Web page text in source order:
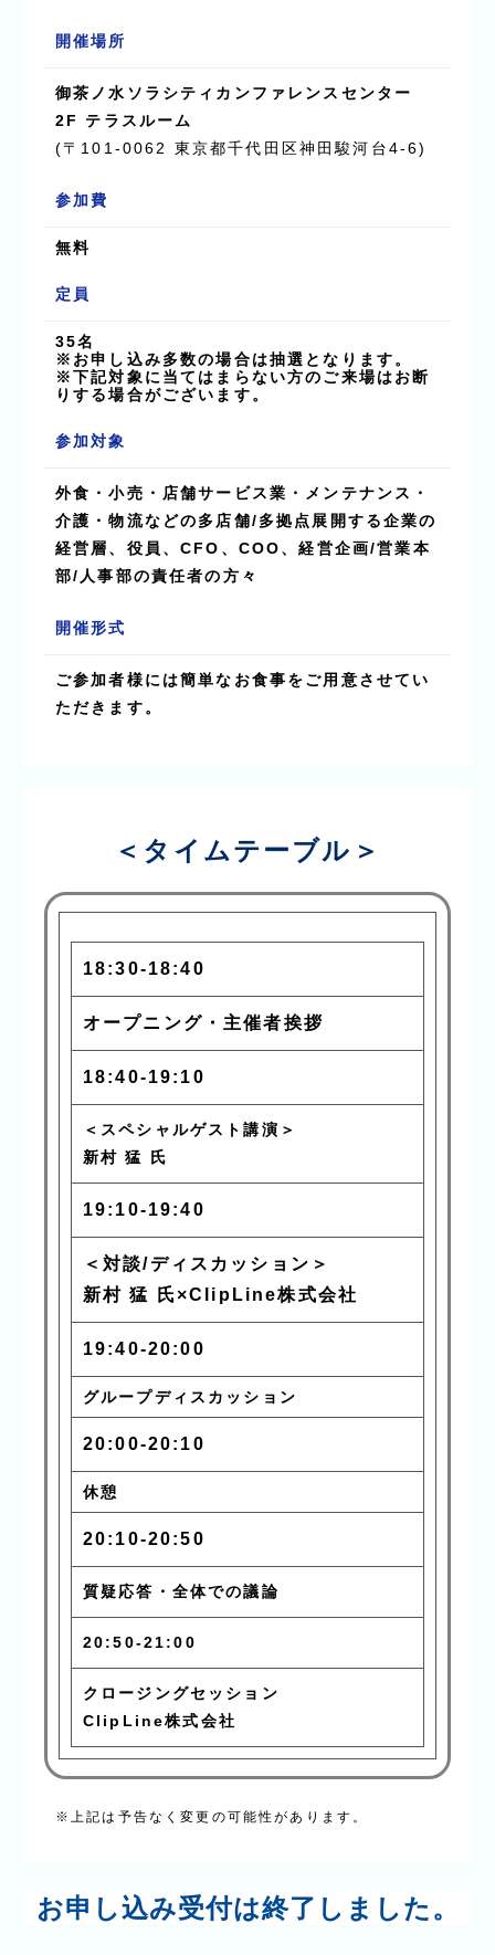
開催場所
御茶ノ水ソラシティカンファレンスセンター
2F テラスルーム
(〒101-0062 東京都千代田区神田駿河台4-6)
参加費
無料
定員
35名
※お申し込み多数の場合は抽選となります。
※下記対象に当てはまらない方のご来場はお断
りする場合がございます。
参加対象
外食・小売・店舗サービス業・メンテナンス・
介護・物流などの多店舗/多拠点展開する企業の
経営層、役員、CFO、COO、経営企画/営業本
部/人事部の責任者の方々
開催形式
ご参加者様には簡単なお食事をご用意させてい
ただきます。
＜タイムテーブル＞
18:30-18:40
オープニング・主催者挨拶
18:40-19:10
＜スペシャルゲスト講演＞
新村 猛 氏
19:10-19:40
＜対談/ディスカッション＞
新村 猛 氏×ClipLine株式会社
19:40-20:00
グループディスカッション
20:00-20:10
休憩
20:10-20:50
質疑応答・全体での議論
20:50-21:00
クロージングセッション
ClipLine株式会社
※上記は予告なく変更の可能性があります。
お申し込み受付は終了しました。